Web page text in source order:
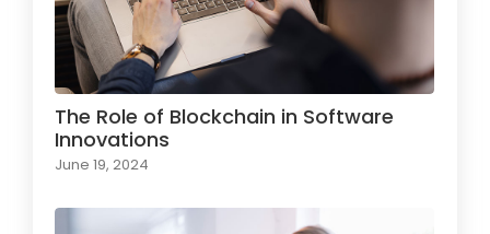
The Role of Blockchain in Software
Innovations
June 19, 2024